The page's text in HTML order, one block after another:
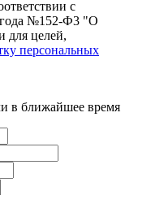
с
года №152-Ф3 "О
для целей,
персональных
в ближайшее время